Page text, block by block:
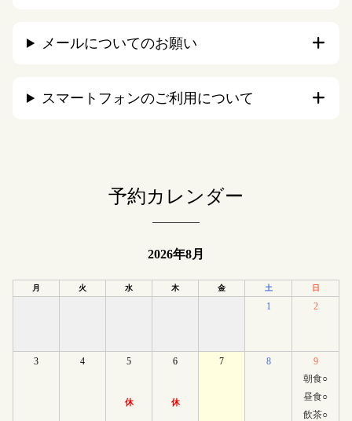
メールについてのお願い
スマートフォンのご利用について
予約カレンダー
2026年8月
月 火 水 木 金 土 日
1 2
3 4 5
休
6
休
7 8
9
朝食○
昼食○
飲茶○